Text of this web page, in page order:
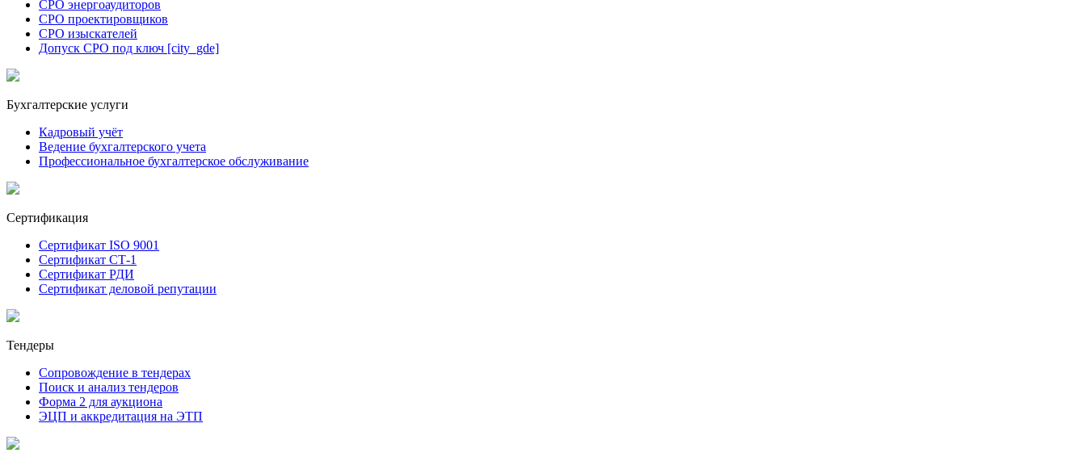
СРО энергоаудиторов
СРО проектировщиков
СРО изыскателей
Допуск СРО под ключ [city_gde]
Бухгалтерские услуги
Кадровый учёт
Ведение бухгалтерского учета
Профессиональное бухгалтерское обслуживание
Сертификация
Сертификат ISO 9001
Сертификат СТ-1
Сертификат РДИ
Сертификат деловой репутации
Тендеры
Сопровождение в тендерах
Поиск и анализ тендеров
Форма 2 для аукциона
ЭЦП и аккредитация на ЭТП